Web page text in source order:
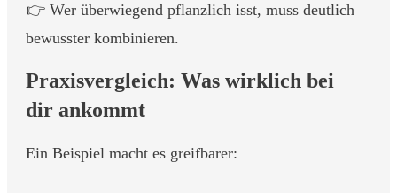
👉 Wer überwiegend pflanzlich isst, muss deutlich
bewusster kombinieren.
Praxisvergleich: Was wirklich bei
dir ankommt
Ein Beispiel macht es greifbarer: